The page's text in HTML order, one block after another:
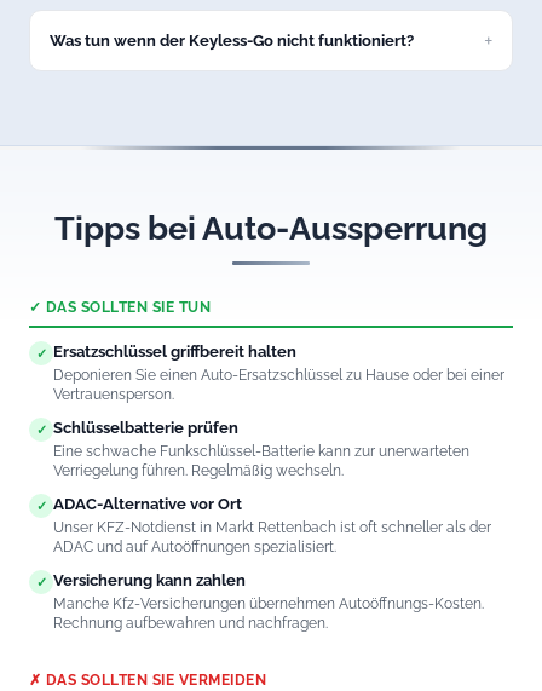
erreichbar – auch nachts und an Feiertagen.
Was tun wenn der Keyless-Go nicht funktioniert?
Tipps bei Auto-Aussperrung
✓ DAS SOLLTEN SIE TUN
✓ Ersatzschlüssel griffbereit halten
Deponieren Sie einen Auto-Ersatzschlüssel zu Hause oder bei einer
Vertrauensperson.
✓ Schlüsselbatterie prüfen
Eine schwache Funkschlüssel-Batterie kann zur unerwarteten
Verriegelung führen. Regelmäßig wechseln.
✓ ADAC-Alternative vor Ort
Unser KFZ-Notdienst in Markt Rettenbach ist oft schneller als der
ADAC und auf Autoöffnungen spezialisiert.
✓ Versicherung kann zahlen
Manche Kfz-Versicherungen übernehmen Autoöffnungs-Kosten.
Rechnung aufbewahren und nachfragen.
✗ DAS SOLLTEN SIE VERMEIDEN